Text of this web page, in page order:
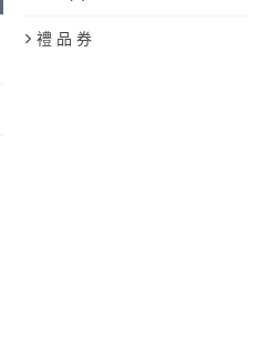
禮 品 券